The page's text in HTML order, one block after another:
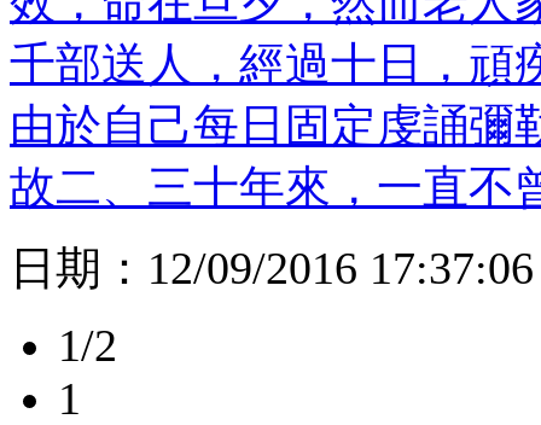
千部送人，經過十日，頑
由於自己每日固定虔誦彌
故二、三十年來，一直不
日期： 12/09/2016 17:37:06
1/2
1